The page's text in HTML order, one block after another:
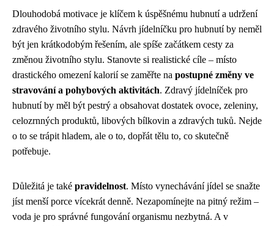
Dlouhodobá motivace je klíčem k úspěšnému hubnutí a udržení
zdravého životního stylu. Návrh jídelníčku pro hubnutí by neměl
být jen krátkodobým řešením, ale spíše začátkem cesty za
změnou životního stylu. Stanovte si realistické cíle – místo
drastického omezení kalorií se zaměřte na postupné změny ve
stravování a pohybových aktivitách. Zdravý jídelníček pro
hubnutí by měl být pestrý a obsahovat dostatek ovoce, zeleniny,
celozrnných produktů, libových bílkovin a zdravých tuků. Nejde
o to se trápit hladem, ale o to, dopřát tělu to, co skutečně
potřebuje.
Důležitá je také pravidelnost. Místo vynechávání jídel se snažte
jíst menší porce vícekrát denně. Nezapomínejte na pitný režim –
voda je pro správné fungování organismu nezbytná. A v